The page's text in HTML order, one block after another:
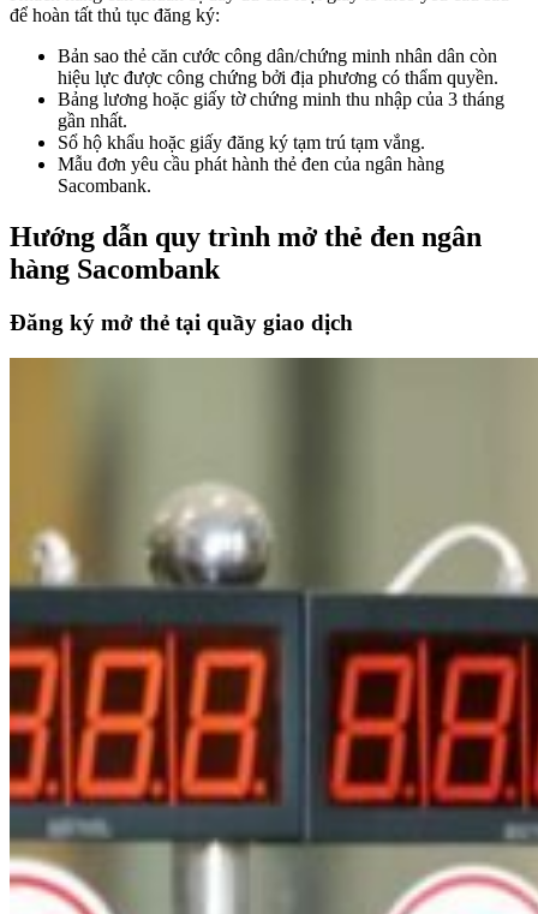
để hoàn tất thủ tục đăng ký:
Bản sao thẻ căn cước công dân/chứng minh nhân dân còn
hiệu lực được công chứng bởi địa phương có thẩm quyền.
Bảng lương hoặc giấy tờ chứng minh thu nhập của 3 tháng
gần nhất.
Sổ hộ khẩu hoặc giấy đăng ký tạm trú tạm vắng.
Mẫu đơn yêu cầu phát hành thẻ đen của ngân hàng
Sacombank.
Hướng dẫn quy trình mở thẻ đen ngân
hàng Sacombank
Đăng ký mở thẻ tại quầy giao dịch